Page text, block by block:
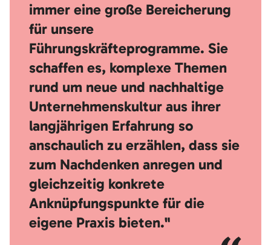
immer eine große Bereicherung
für unsere
Führungskräfteprogramme. Sie
schaffen es, komplexe Themen
rund um neue und nachhaltige
Unternehmenskultur aus ihrer
langjährigen Erfahrung so
anschaulich zu erzählen, dass sie
zum Nachdenken anregen und
gleichzeitig konkrete
Anknüpfungspunkte für die
eigene Praxis bieten."